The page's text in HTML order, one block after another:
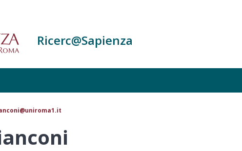
Ricerc@Sapienza